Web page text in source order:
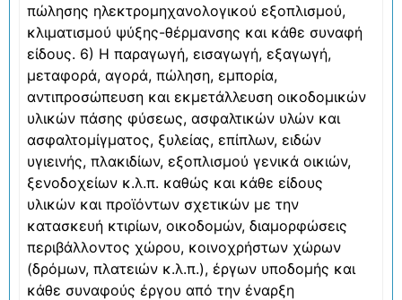
πώλησης ηλεκτρομηχανολογικού εξοπλισμού,
κλιματισμού ψύξης-θέρμανσης και κάθε συναφή
είδους. 6) Η παραγωγή, εισαγωγή, εξαγωγή,
μεταφορά, αγορά, πώληση, εμπορία,
αντιπροσώπευση και εκμετάλλευση οικοδομικών
υλικών πάσης φύσεως, ασφαλτικών υλών και
ασφαλτομίγματος, ξυλείας, επίπλων, ειδών
υγιεινής, πλακιδίων, εξοπλισμού γενικά οικιών,
ξενοδοχείων κ.λ.π. καθώς και κάθε είδους
υλικών και προϊόντων σχετικών με την
κατασκευή κτιρίων, οικοδομών, διαμορφώσεις
περιβάλλοντος χώρου, κοινοχρήστων χώρων
(δρόμων, πλατειών κ.λ.π.), έργων υποδομής και
κάθε συναφούς έργου από την έναρξη